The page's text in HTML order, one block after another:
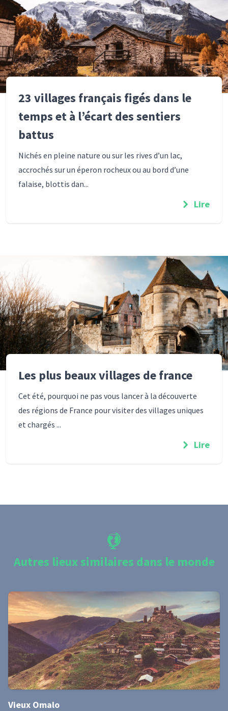
23 villages français figés dans le
temps et à l’écart des sentiers
battus
Nichés en pleine nature ou sur les rives d’un lac,
accrochés sur un éperon rocheux ou au bord d’une
falaise, blottis dan...
Lire
Les plus beaux villages de france
Cet été, pourquoi ne pas vous lancer à la découverte
des régions de France pour visiter des villages uniques
et chargés ...
Lire
Autres lieux similaires dans le monde
Vieux Omalo